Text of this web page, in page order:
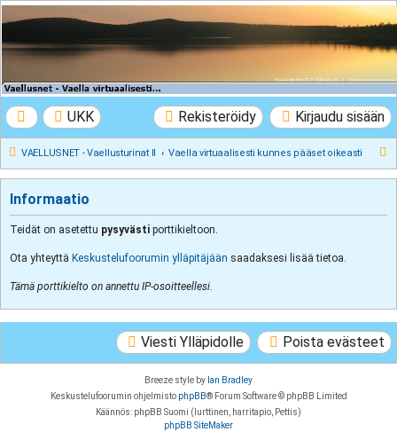
VAELLUSNET -
Vaellusturinat II
UKK Kirjaudu sisään
Rekisteröidy
VAELLUSNET - Vaellusturinat II Vaella virtuaalisesti kunnes pääset oikeasti
Informaatio
Teidät on asetettu pysyvästi porttikieltoon.
Ota yhteyttä Keskustelufoorumin ylläpitäjään saadaksesi lisää tietoa.
Tämä porttikielto on annettu IP-osoitteellesi.
Poista evästeet
Viesti Ylläpidolle
Breeze style by Ian Bradley
Keskustelufoorumin ohjelmisto phpBB® Forum Software © phpBB Limited
Käännös: phpBB Suomi (lurttinen, harritapio, Pettis)
phpBB SiteMaker